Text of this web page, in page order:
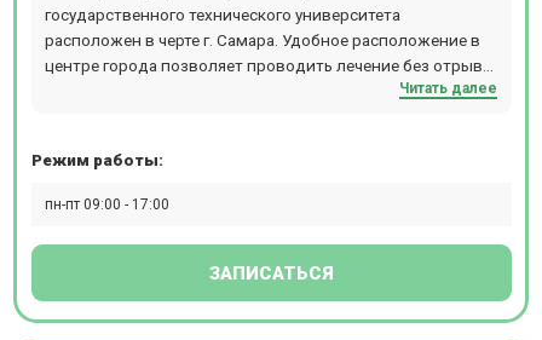
государственного технического университета
расположен в черте г. Самара. Удобное расположение в
центре города позволяет проводить лечение без отрыва
Читать далее
Режим работы:
пн-пт 09:00 - 17:00
ЗАПИСАТЬСЯ